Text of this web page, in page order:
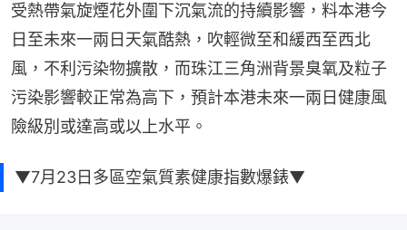
受熱帶氣旋煙花外圍下沉氣流的持續影響，料本港今
日至未來一兩日天氣酷熱，吹輕微至和緩西至西北
風，不利污染物擴散，而珠江三角洲背景臭氧及粒子
污染影響較正常為高下，預計本港未來一兩日健康風
險級別或達高或以上水平。
▼7月23日多區空氣質素健康指數爆錶▼